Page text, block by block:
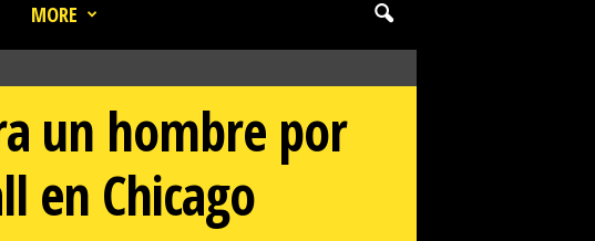
MORE
un hombre por
en Chicago